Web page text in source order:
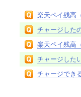
楽天ペイ残高
チャージした
楽天ペイ残高
チャージした
チャージでき